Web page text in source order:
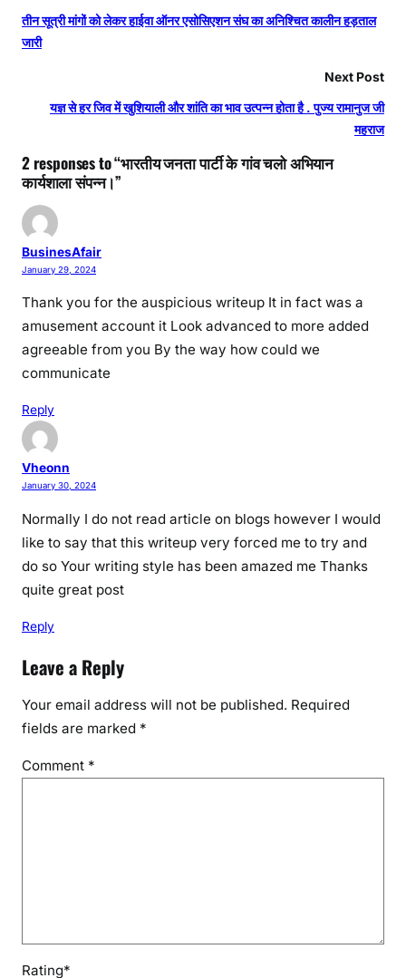
तीन सूत्री मांगों को लेकर हाईवा ऑनर एसोसिएशन संघ का अनिश्चित कालीन हड़ताल
जारी
Next Post
यज्ञ से हर जिव में खुशियाली और शांति का भाव उत्पन्न होता है . पुज्य रामानुज जी
महराज
2 responses to “भारतीय जनता पार्टी के गांव चलो अभियान
कार्यशाला संपन्न।”
BusinesAfair
January 29, 2024
Thank you for the auspicious writeup It in fact was a
amusement account it Look advanced to more added
agreeable from you By the way how could we
communicate
Reply
Vheonn
January 30, 2024
Normally I do not read article on blogs however I would
like to say that this writeup very forced me to try and
do so Your writing style has been amazed me Thanks
quite great post
Reply
Leave a Reply
Your email address will not be published. Required
fields are marked *
Comment *
Rating*